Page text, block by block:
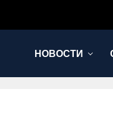
НОВОСТИ